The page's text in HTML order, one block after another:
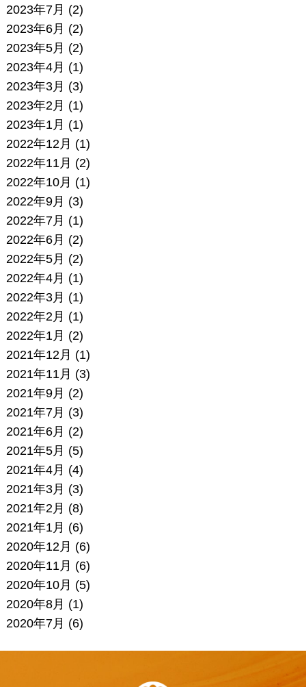
2023年7月 (2)
2023年6月 (2)
2023年5月 (2)
2023年4月 (1)
2023年3月 (3)
2023年2月 (1)
2023年1月 (1)
2022年12月 (1)
2022年11月 (2)
2022年10月 (1)
2022年9月 (3)
2022年7月 (1)
2022年6月 (2)
2022年5月 (2)
2022年4月 (1)
2022年3月 (1)
2022年2月 (1)
2022年1月 (2)
2021年12月 (1)
2021年11月 (3)
2021年9月 (2)
2021年7月 (3)
2021年6月 (2)
2021年5月 (5)
2021年4月 (4)
2021年3月 (3)
2021年2月 (8)
2021年1月 (6)
2020年12月 (6)
2020年11月 (6)
2020年10月 (5)
2020年8月 (1)
2020年7月 (6)